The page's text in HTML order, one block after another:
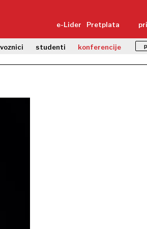
e-Lider Pretplata
studenti konferencije